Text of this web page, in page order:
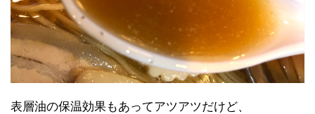
表層油の保温効果もあってアツアツだけど、